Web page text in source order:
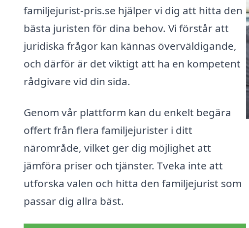
familjejurist-pris.se hjälper vi dig att hitta den
bästa juristen för dina behov. Vi förstår att
juridiska frågor kan kännas överväldigande,
och därför är det viktigt att ha en kompetent
rådgivare vid din sida.
Genom vår plattform kan du enkelt begära
offert från flera familjejurister i ditt
närområde, vilket ger dig möjlighet att
jämföra priser och tjänster. Tveka inte att
utforska valen och hitta den familjejurist som
passar dig allra bäst.